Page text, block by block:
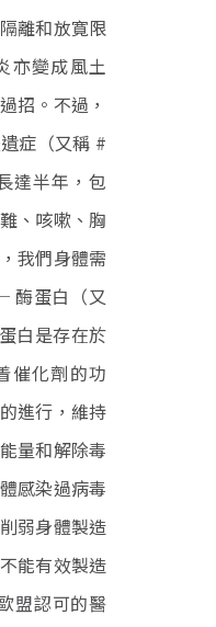
離和放寛限
亦變成風土
招。不過，
症（又稱 #
達半年，包
、咳嗽、胸
我們身體需
酶蛋白（又
白是存在於
催化劑的功
進行，維持
量和解除毒
感染過病毒
弱身體製造
能有效製造
盟認可的醫